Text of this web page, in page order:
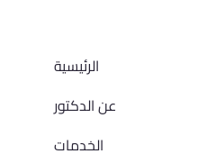
الرئيسية
عن الدكتور
الخدمات